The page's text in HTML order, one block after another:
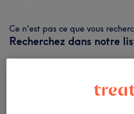
Ce n'est pas ce que vous
Recherchez dans notre